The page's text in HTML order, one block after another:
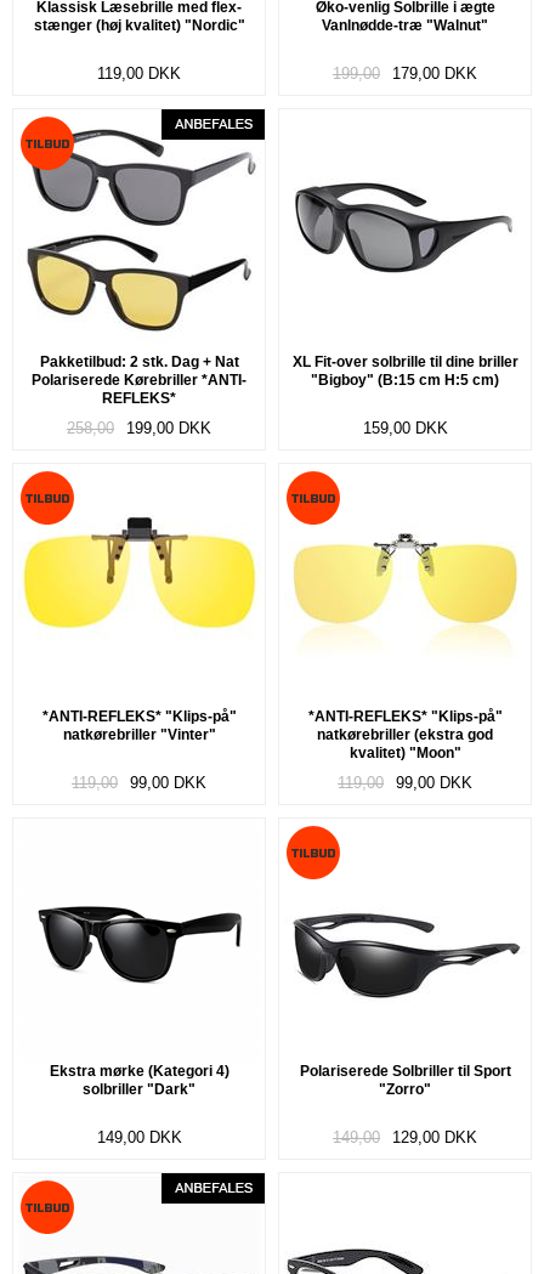
Klassisk Læsebrille med flex-
stænger (høj kvalitet) "Nordic"
119,00 DKK
Øko-venlig Solbrille i ægte
Vanlnødde-træ "Walnut"
199,00 179,00 DKK
Pakketilbud: 2 stk. Dag + Nat
Polariserede Kørebriller *ANTI-
REFLEKS*
258,00 199,00 DKK
XL Fit-over solbrille til dine briller
"Bigboy" (B:15 cm H:5 cm)
159,00 DKK
*ANTI-REFLEKS* "Klips-på"
natkørebriller "Vinter"
119,00 99,00 DKK
*ANTI-REFLEKS* "Klips-på"
natkørebriller (ekstra god
kvalitet) "Moon"
119,00 99,00 DKK
Ekstra mørke (Kategori 4)
solbriller "Dark"
149,00 DKK
Polariserede Solbriller til Sport
"Zorro"
149,00 129,00 DKK